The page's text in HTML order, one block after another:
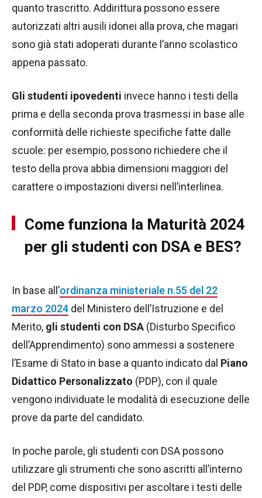
quanto trascritto. Addirittura possono essere
autorizzati altri ausili idonei alla prova, che magari
sono già stati adoperati durante l’anno scolastico
appena passato.
Gli studenti ipovedenti invece hanno i testi della
prima e della seconda prova trasmessi in base alle
conformità delle richieste specifiche fatte dalle
scuole: per esempio, possono richiedere che il
testo della prova abbia dimensioni maggiori del
carattere o impostazioni diversi nell’interlinea.
Come funziona la Maturità 2024
per gli studenti con DSA e BES?
In base all’ordinanza ministeriale n.55 del 22
marzo 2024 del Ministero dell’Istruzione e del
Merito, gli studenti con DSA (Disturbo Specifico
dell’Apprendimento) sono ammessi a sostenere
l’Esame di Stato in base a quanto indicato dal Piano
Didattico Personalizzato (PDP), con il quale
vengono individuate le modalità di esecuzione delle
prove da parte del candidato.
In poche parole, gli studenti con DSA possono
utilizzare gli strumenti che sono ascritti all’interno
del PDP, come dispositivi per ascoltare i testi delle